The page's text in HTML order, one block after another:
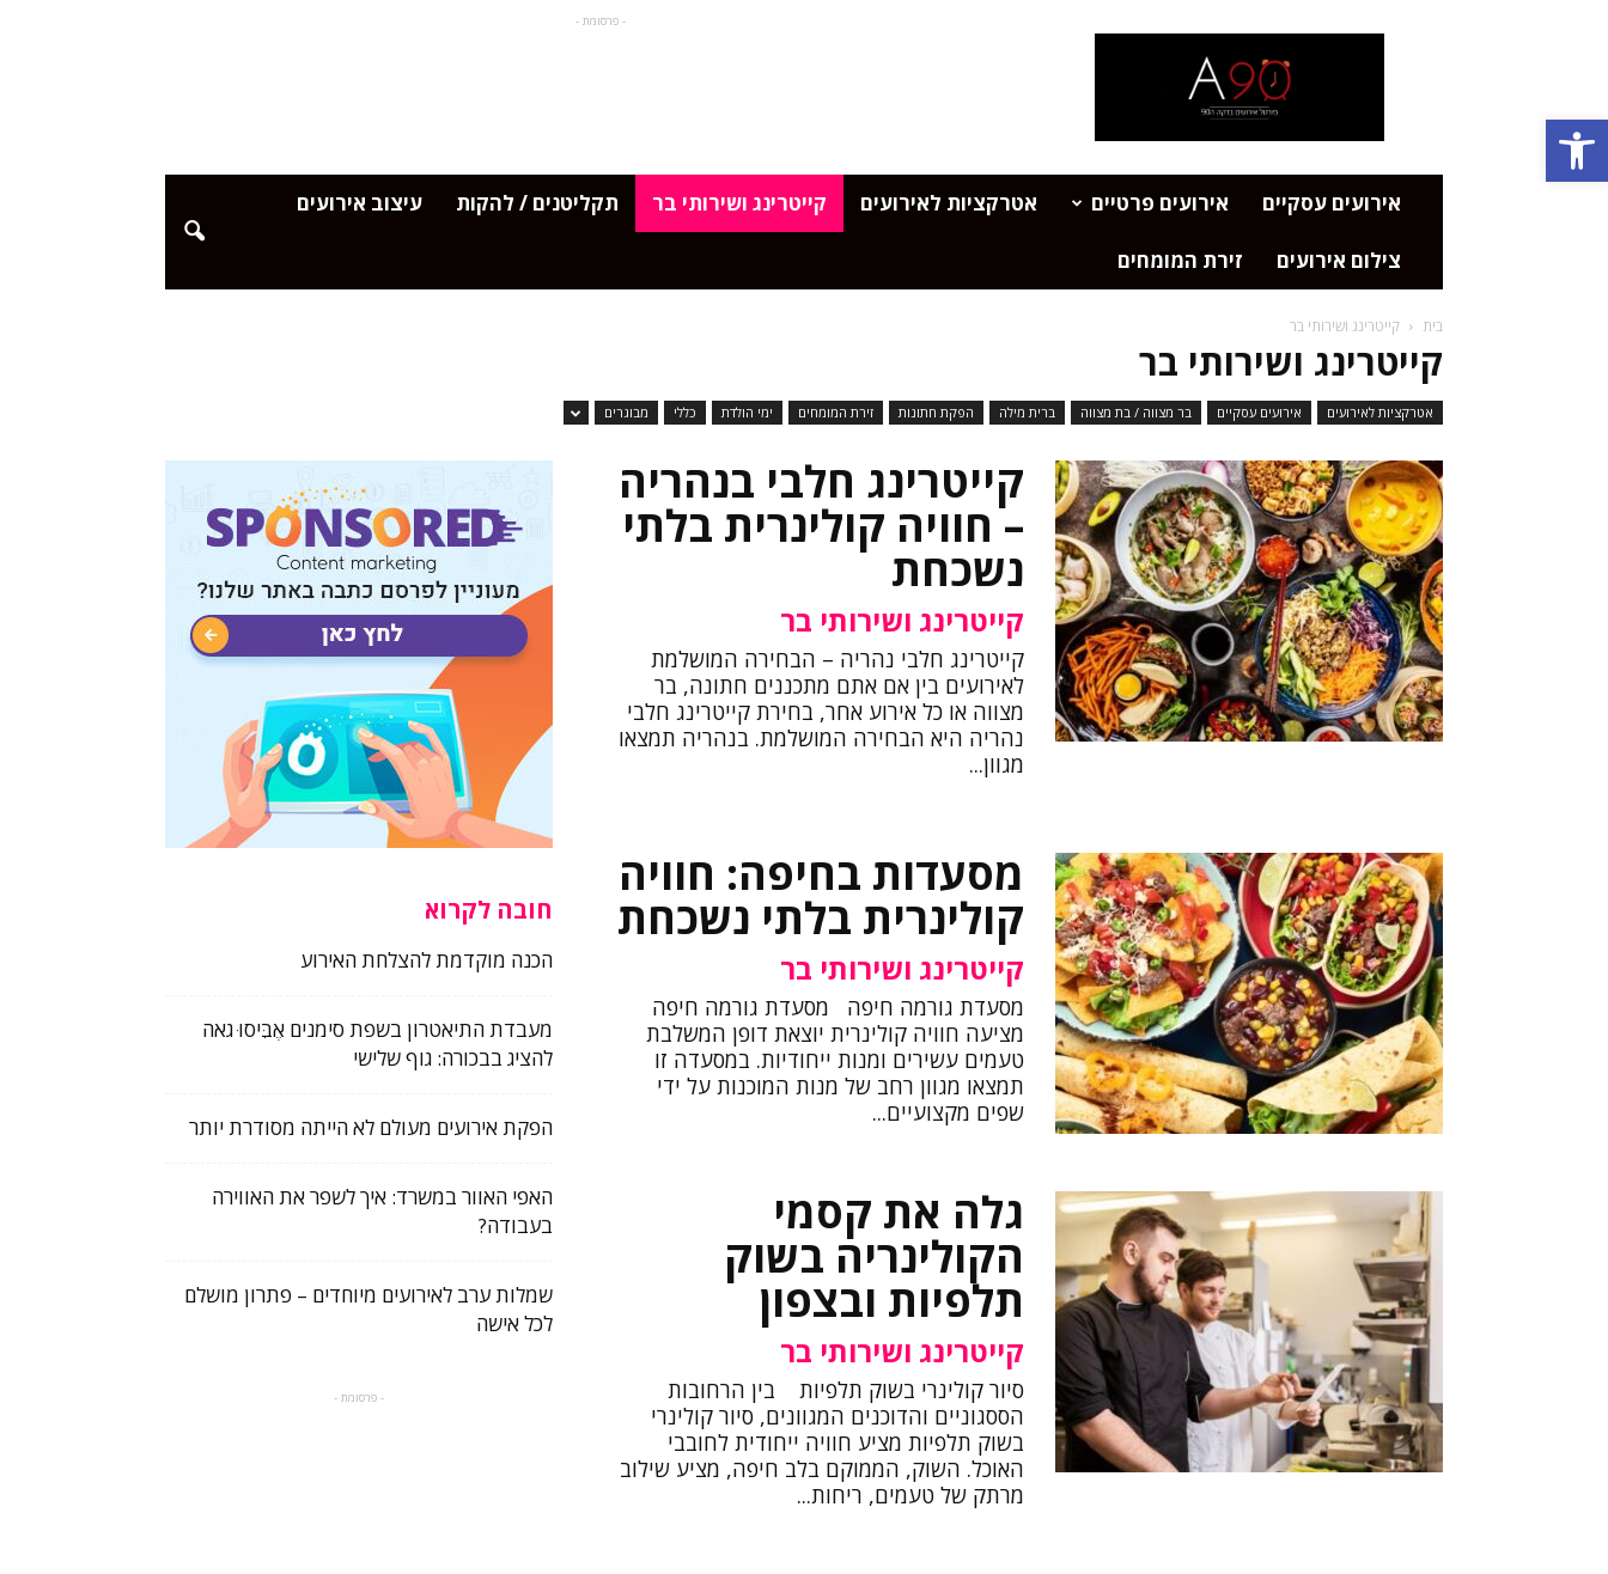
Open toolbar
- פרסומת -
אירועים עסקיים אירועים פרטיים אטרקציות לאירועים קייטרינג ושירותי בר תקליטנים / להקות עיצוב אירועים
צילום אירועים זירת המומחים
בית קייטרינג ושירותי בר
קייטרינג ושירותי בר
אטרקציות לאירועים אירועים עסקיים בר מצווה / בת מצווה ברית מילה הפקת חתונות זירת המומחים ימי הולדת כללי מבוגרים
קייטרינג חלבי בנהריה
– חוויה קולינרית בלתי
נשכחת
קייטרינג ושירותי בר
קייטרינג חלבי נהריה – הבחירה המושלמת
לאירועים בין אם אתם מתכננים חתונה, בר
מצווה או כל אירוע אחר, בחירת קייטרינג חלבי
נהריה היא הבחירה המושלמת. בנהריה תמצאו
מגוון...
מסעדות בחיפה: חוויה
קולינרית בלתי נשכחת
קייטרינג ושירותי בר
מסעדת גורמה חיפה מסעדת גורמה חיפה
מציעה חוויה קולינרית יוצאת דופן המשלבת
טעמים עשירים ומנות ייחודיות. במסעדה זו
תמצאו מגוון רחב של מנות המוכנות על ידי
שפים מקצועיים...
גלה את קסמי
הקולינריה בשוק
תלפיות ובצפון
קייטרינג ושירותי בר
סיור קולינרי בשוק תלפיות בין הרחובות
הססגוניים והדוכנים המגוונים, סיור קולינרי
בשוק תלפיות מציע חוויה ייחודית לחובבי
האוכל. השוק, הממוקם בלב חיפה, מציע שילוב
מרתק של טעמים, ריחות...
חובה לקרוא
הכנה מוקדמת להצלחת האירוע
מעבדת התיאטרון בשפת סימנים אֶבִּיסוּ גאה
להציג בבכורה: גוף שלישי
הפקת אירועים מעולם לא הייתה מסודרת יותר
האפי האוור במשרד: איך לשפר את האווירה
בעבודה?
שמלות ערב לאירועים מיוחדים – פתרון מושלם
לכל אישה
- פרסומת -